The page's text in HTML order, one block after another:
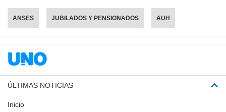
ANSES JUBILADOS Y PENSIONADOS AUH
ÚLTIMAS NOTICIAS
Inicio